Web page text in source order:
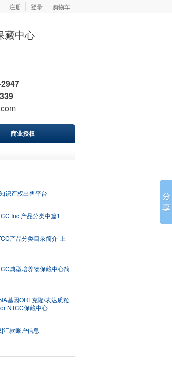
注册 登录 购物车
藏中心
商业授权
识产权出售平台
Inc.产品分类中篇1
产品分类目录简介-上
典型培养物保藏中心简
基因ORF克隆/表达质粒
NTCC保藏中心
汇款账户信息